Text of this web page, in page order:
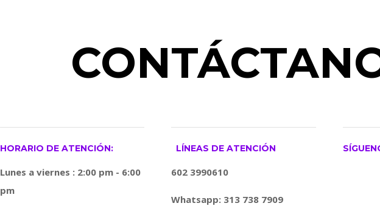
HORARIO DE ATENCIÓN:
Lunes a viernes : 2:00 pm - 6:00
pm
LÍNEAS DE ATENCIÓN
602 3990610
Whatsapp: 313 738 7909